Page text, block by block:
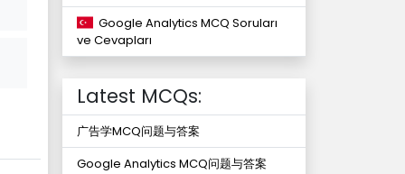
Google Analytics MCQ Soruları
ve Cevapları
Latest MCQs:
广告学MCQ问题与答案
Google Analytics MCQ问题与答案